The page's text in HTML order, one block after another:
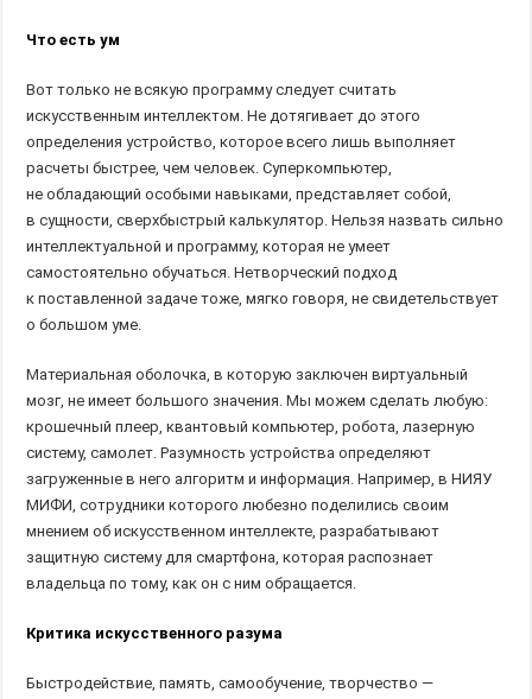
Что есть ум
Вот только не всякую программу следует считать
искусственным интеллектом. Не дотягивает до этого
определения устройство, которое всего лишь выполняет
расчеты быстрее, чем человек. Суперкомпьютер,
не обладающий особыми навыками, представляет собой,
в сущности, сверхбыстрый калькулятор. Нельзя назвать сильно
интеллектуальной и программу, которая не умеет
самостоятельно обучаться. Нетворческий подход
к поставленной задаче тоже, мягко говоря, не свидетельствует
о большом уме.
Материальная оболочка, в которую заключен виртуальный
мозг, не имеет большого значения. Мы можем сделать любую:
крошечный плеер, квантовый компьютер, робота, лазерную
систему, самолет. Разумность устройства определяют
загруженные в него алгоритм и информация. Например, в НИЯУ
МИФИ, сотрудники которого любезно поделились своим
мнением об искусственном интеллекте, разрабатывают
защитную систему для смартфона, которая распознает
владельца по тому, как он с ним обращается.
Критика искусственного разума
Быстродействие, память, самообучение, творчество —